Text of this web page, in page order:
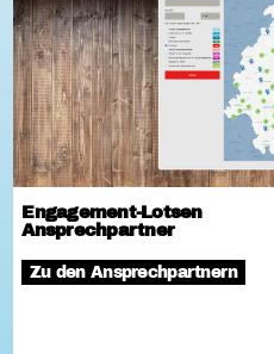
Engagement-Lotsen
Ansprechpartner
Zu den Ansprechpartnern